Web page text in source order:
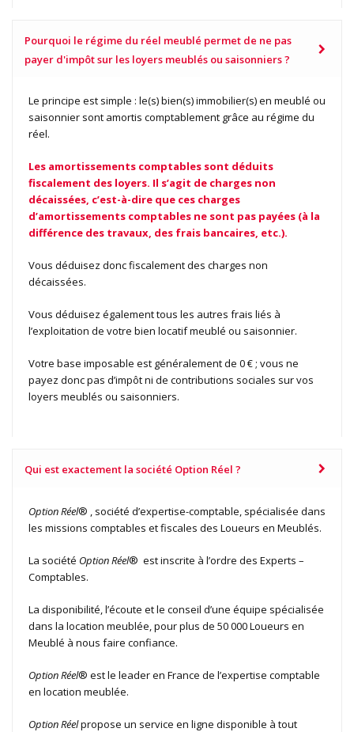
Pourquoi le régime du réel meublé permet de ne pas
payer d'impôt sur les loyers meublés ou saisonniers ?
Le principe est simple : le(s) bien(s) immobilier(s) en meublé ou
saisonnier sont amortis comptablement grâce au régime du
réel.
Les amortissements comptables sont déduits
fiscalement des loyers. Il s’agit de charges non
décaissées, c’est-à-dire que ces charges
d’amortissements comptables ne sont pas payées (à la
différence des travaux, des frais bancaires, etc.).
Vous déduisez donc fiscalement des charges non
décaissées.
Vous déduisez également tous les autres frais liés à
l’exploitation de votre bien locatif meublé ou saisonnier.
Votre base imposable est généralement de 0 € ; vous ne
payez donc pas d’impôt ni de contributions sociales sur vos
loyers meublés ou saisonniers.
Qui est exactement la société Option Réel ?
Option Réel® , société d’expertise-comptable, spécialisée dans
les missions comptables et fiscales des Loueurs en Meublés.
La société Option Réel® est inscrite à l’ordre des Experts –
Comptables.
La disponibilité, l’écoute et le conseil d’une équipe spécialisée
dans la location meublée, pour plus de 50 000 Loueurs en
Meublé à nous faire confiance.
Option Réel® est le leader en France de l’expertise comptable
en location meublée.
Option Réelpropose un service en ligne disponible à tout